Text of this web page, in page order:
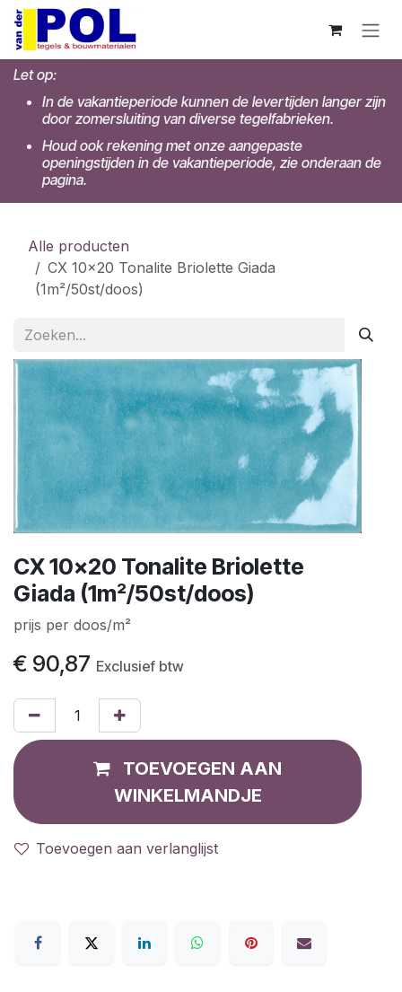
Overslaan naar inhoud
Let op:
In de vakantieperiode kunnen de levertijden langer zijn
door zomersluiting van diverse tegelfabrieken.
Houd ook rekening met onze aangepaste
openingstijden in de vakantieperiode, zie onderaan de
pagina.
Alle producten
CX 10x20 Tonalite Briolette Giada
(1m²/50st/doos)
CX 10x20 Tonalite Briolette
Giada (1m²/50st/doos)
prijs per doos/m²
€ 90,87 Exclusief btw
TOEVOEGEN AAN
WINKELMANDJE
Toevoegen aan verlanglijst